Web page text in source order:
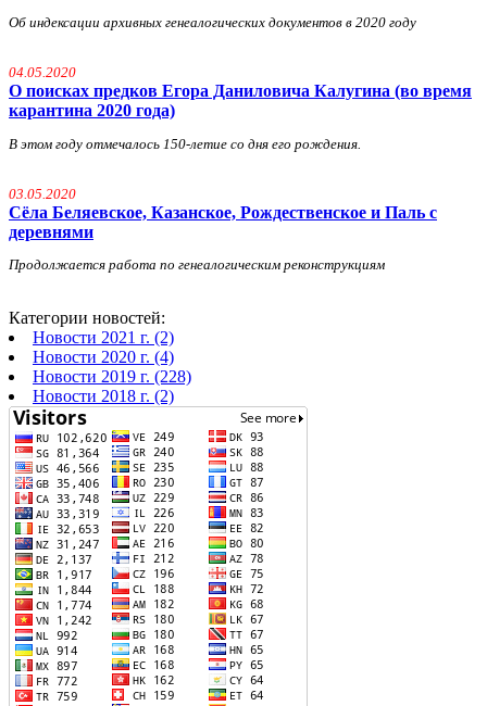
Об индексации архивных генеалогических документов в 2020 году
04.05.2020
О поисках предков Егора Даниловича Калугина (во время
карантина 2020 года)
В этом году отмечалось 150-летие со дня его рождения.
03.05.2020
Сёла Беляевское, Казанское, Рождественское и Паль с
деревнями
Продолжается работа по генеалогическим реконструкциям
Категории новостей:
Новости 2021 г. (2)
Новости 2020 г. (4)
Новости 2019 г. (228)
Новости 2018 г. (2)